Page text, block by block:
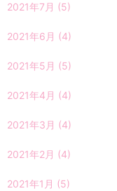
2021年7月 (5)
2021年6月 (4)
2021年5月 (5)
2021年4月 (4)
2021年3月 (4)
2021年2月 (4)
2021年1月 (5)